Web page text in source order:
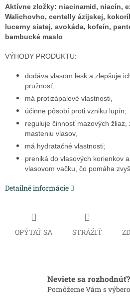
Aktívne zložky: niacinamid, niacín,
Walichovho, centelly ázijskej,
lucerny siatej, avokáda, kofeín,
bambucké maslo
VÝHODY PRODUKTU:
dodáva vlasom lesk a zlepšuje
pružnosť;
má protizápalové vlastnosti,
účinne pôsobí proti vzniku lupín;
reguluje činnosť mazových
masteniu vlasov,
má hydratačné vlastnosti;
preniká do vlasových korienkov
vlasovom vačku, čo pomáha
Detailné informácie
OPÝTAŤ SA STRÁŽIŤ
Neviete sa rozhodnúť?
Pomôžeme Vám s